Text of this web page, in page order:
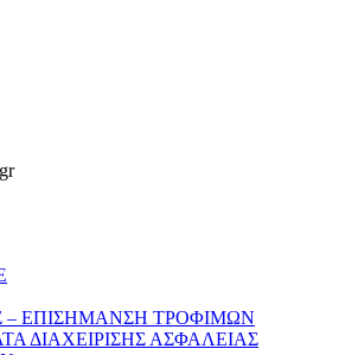
– ΕΠΙΣΗΜΑΝΣΗ ΤΡΟΦΙΜΩΝ
ΔΙΑΧΕΙΡΙΣΗΣ ΑΣΦΑΛΕΙΑΣ